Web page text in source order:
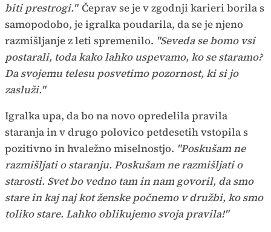
biti prestrogi." Čeprav se je v zgodnji karieri borila s
samopodobo, je igralka poudarila, da se je njeno
razmišljanje z leti spremenilo. "Seveda se bomo vsi
postarali, toda kako lahko uspevamo, ko se staramo?
Da svojemu telesu posvetimo pozornost, ki si jo
zasluži."
Igralka upa, da bo na novo opredelila pravila
staranja in v drugo polovico petdesetih vstopila s
pozitivno in hvaležno miselnostjo. "Poskušam ne
razmišljati o staranju. Poskušam ne razmišljati o
starosti. Svet bo vedno tam in nam govoril, da smo
stare in kaj naj kot ženske počnemo v družbi, ko smo
toliko stare. Lahko oblikujemo svoja pravila!"